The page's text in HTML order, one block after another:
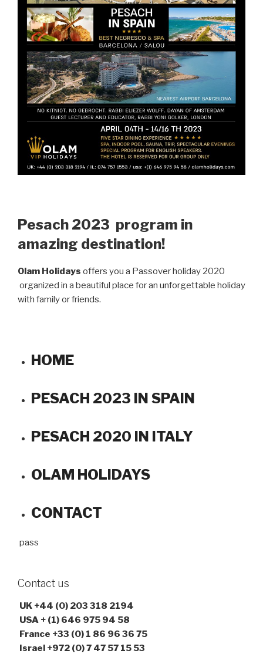
Pesach 2023 program in
amazing destination!
Olam Holidays offers you a Passover holiday 2020
organized in a beautiful place for an unforgettable holiday
with family or friends.
HOME
PESACH 2023 IN SPAIN
PESACH 2020 IN ITALY
OLAM HOLIDAYS
CONTACT
pass
Contact us
UK +44 (0) 203 318 2194
USA + (1) 646 975 94 58
France +33 (0) 1 86 96 36 75
Israel +972 (0) 7 47 57 15 53